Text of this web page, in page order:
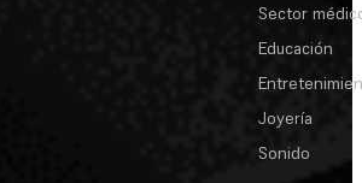
Sector
Educación
Joyería
Sonido